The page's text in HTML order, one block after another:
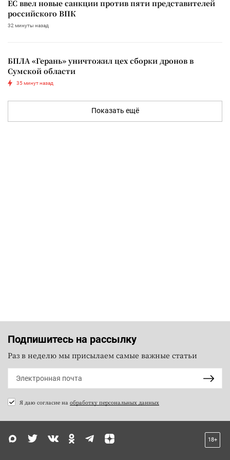
ЕС ввел новые санкции против пяти представителей
российского ВПК
32 минуты назад
БПЛА «Герань» уничтожил цех сборки дронов в
Сумской области
35 минут назад
Показать ещё
Подпишитесь на рассылку
Раз в неделю мы присылаем самые важные статьи
Я даю согласие на обработку персональных данных
18+